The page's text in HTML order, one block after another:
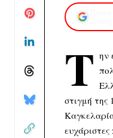
Τ ην
στιγμή της